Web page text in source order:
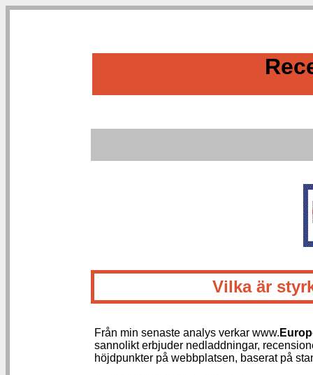
Vilka är
Från min senaste analys verkar www.
sannolikt erbjuder nedladdningar,
höjdpunkter på webbplatsen, baserat på